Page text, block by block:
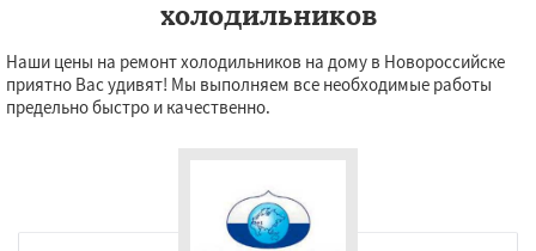
холодильников
Наши цены на ремонт холодильников на дому в Новороссийске
приятно Вас удивят! Мы выполняем все необходимые работы
предельно быстро и качественно.